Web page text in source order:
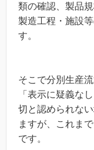
類の確認、製品
製造工程・施設
す。
そこで分別生産
「表示に疑義な
切と認められな
ますが、
これま
です。